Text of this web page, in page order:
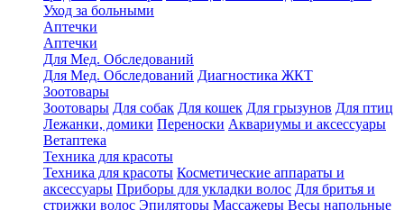
Уход за больными
Аптечки
Аптечки
Для Мед. Обследований
Для Мед. Обследований Диагностика ЖКТ
Зоотовары
Зоотовары Для собак Для кошек Для грызунов Для птиц
Лежанки, домики Переноски Аквариумы и аксессуары
Ветаптека
Техника для красоты
Техника для красоты Косметические аппараты и
аксессуары Приборы для укладки волос Для бритья и
стрижки волос Эпиляторы Массажеры Весы напольные